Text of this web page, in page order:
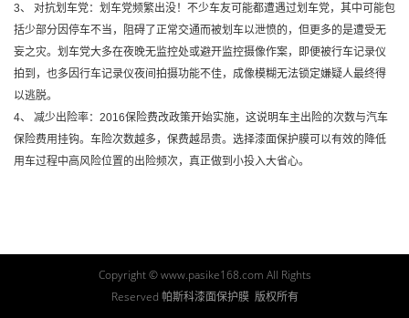
3、 对抗划车党：划车党频繁出没！不少车友可能都遭遇过划车党，其中可能包
括少部分因停车不当，阻碍了正常交通而被划车以泄愤的，但更多的是遭受无
妄之灾。划车党大多在夜晚无监控处或避开监控摄像作案，即便被行车记录仪
拍到，也多因行车记录仪夜间拍摄功能不佳，成像模糊无法锁定嫌疑人最终得
以逃脱。
4、 减少出险率：2016保险费改政策开始实施，这说明车主出险的次数与汽车
保险费用挂钩。车险次数越多，保费越昂贵。选择漆面保护膜可以有效的降低
用车过程中高风险位置的出险频次，真正做到小投入大省心。
Copyright © www.pasike168.com All Rights
Reserved 帕斯科漆面保护膜 版权所有